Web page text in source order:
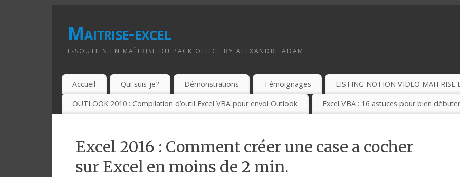
Maitrise-excel
E-SOUTIEN EN MAÎTRISE DU PACK OFFICE BY ALEXANDRE ADAM
Accueil Qui suis-je? Démonstrations Témoignages LISTING NOTION VIDEO MAITRISE
OUTLOOK 2010 : Compilation d’outil Excel VBA pour envoi Outlook Excel VBA : 16 astuces pour bien
Excel 2016 : Comment créer une case a cocher
sur Excel en moins de 2 min.